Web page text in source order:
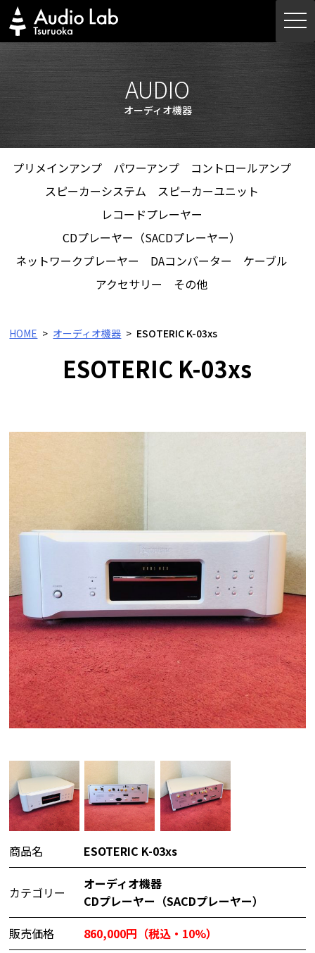
Skip
to
content
AUDIO
オーディオ機器
プリメインアンプ パワーアンプ
コントロールアンプ
スピーカーシステム
スピーカーユニット
レコードプレーヤー
CDプレーヤー（SACDプレーヤー）
ネットワークプレーヤー
DAコンバーター
ケーブル
アクセサリー
その他
HOME オーディオ機器 ESOTERIC K-03xs
ESOTERIC K-03xs
商品名 ESOTERIC K-03xs
カテゴリー
オーディオ機器
CDプレーヤー（SACDプレーヤー）
販売価格
860,000円（税込・10%）